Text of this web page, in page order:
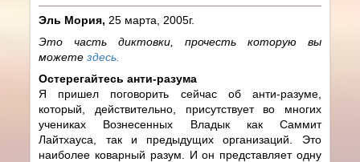
Эль Мория, 25 марта, 2005г.
Это часть диктовки, прочесть которую вы
можетездесь.
Остерегайтесь анти-разума
Я пришел поговорить сейчас об анти-разуме,
который, действительно, присутствует во многих
учениках Вознесенных Владык как Саммит
Лайтхауса, так и предыдущих организаций. Это
наиболее коварный разум. И он представляет одну